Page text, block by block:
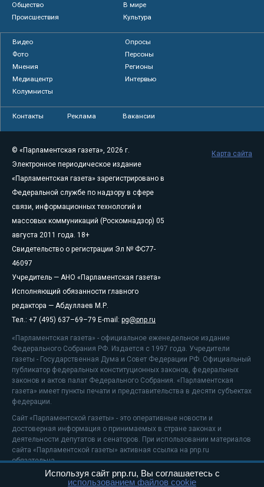
Общество
В мире
Происшествия
Культура
Видео
Опросы
Фото
Персоны
Мнения
Регионы
Медиацентр
Интервью
Колумнисты
Контакты Реклама Вакансии
© «Парламентская газета», 2026 г.
Электронное периодическое издание
«Парламентская газета» зарегистрировано в
Федеральной службе по надзору в сфере
связи, информационных технологий и
массовых коммуникаций (Роскомнадзор) 05
августа 2011 года. 18+
Свидетельство о регистрации Эл № ФС77-
46097
Учредитель — АНО «Парламентская газета»
Исполняющий обязанности главного
редактора — Абдуллаев М.Р.
Тел.: +7 (495) 637–69–79 E-mail: pg@pnp.ru
«Парламентская газета» - официальное еженедельное издание
Федерального Собрания РФ. Издается с 1997 года. Учредители
газеты - Государственная Дума и Совет Федерации РФ. Официальный
публикатор федеральных конституционных законов, федеральных
законов и актов палат Федерального Собрания. «Парламентская
газета» имеет пункты печати и представительства в десяти субъектах
федерации.
Сайт «Парламентской газеты» - это оперативные новости и
достоверная информация о принимаемых в стране законах и
деятельности депутатов и сенаторов. При использовании материалов
сайта «Парламентской газеты» активная ссылка на pnp.ru
обязательна.
На информационном ресурсе применяютсярекомендательные
Карта сайта
Используя сайт pnp.ru, Вы соглашаетесь с
использованием файлов cookie